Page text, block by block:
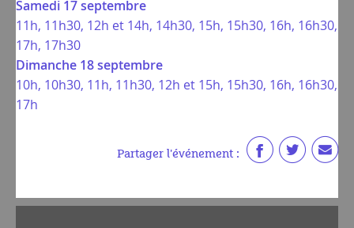
Samedi 17 septembre
11h, 11h30, 12h et 14h, 14h30, 15h, 15h30, 16h, 16h30,
17h, 17h30
Dimanche 18 septembre
10h, 10h30, 11h, 11h30, 12h et 15h, 15h30, 16h, 16h30,
17h
Partager l'événement :